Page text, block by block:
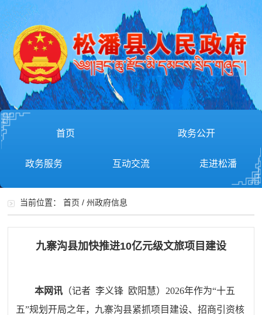
首页 政务公开
政务服务 互动交流 走进松潘
当前位置：首页 /州政府信息
九寨沟县加快推进10亿元级文旅项目建设
本网讯 （记者李义锋 欧阳慧） 2026年作为“十五
五”规划开局之年，九寨沟县紧抓项目建设、招商引资核